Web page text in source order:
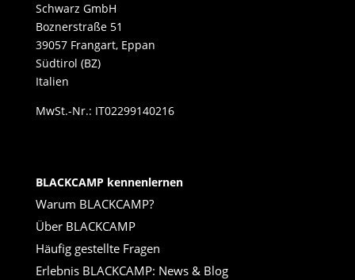
Schwarz GmbH
Boznerstraße 51
39057 Frangart, Eppan
Südtirol (BZ)
Italien
MwSt.-Nr.: IT02299140216
BLACKCAMP kennenlernen
Warum BLACKCAMP?
Über BLACKCAMP
Häufig gestellte Fragen
Erlebnis BLACKCAMP: News & Blog